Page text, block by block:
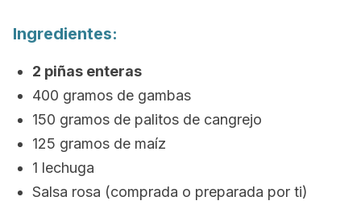
Ingredientes:
2 piñas enteras
400 gramos de gambas
150 gramos de palitos de cangrejo
125 gramos de maíz
1 lechuga
Salsa rosa (comprada o preparada por ti)